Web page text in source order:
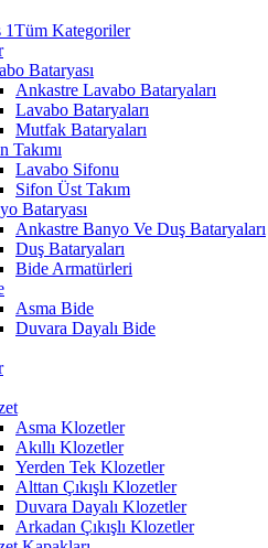
Tüm Kategoriler
Bataryası
Ankastre Lavabo Bataryaları
Lavabo Bataryaları
Mutfak Bataryaları
Takımı
Lavabo Sifonu
Sifon Üst Takım
Bataryası
Ankastre Banyo Ve Duş Bataryaları
Duş Bataryaları
Bide Armatürleri
Asma Bide
Duvara Dayalı Bide
Asma Klozetler
Akıllı Klozetler
Yerden Tek Klozetler
Alttan Çıkışlı Klozetler
Duvara Dayalı Klozetler
Arkadan Çıkışlı Klozetler